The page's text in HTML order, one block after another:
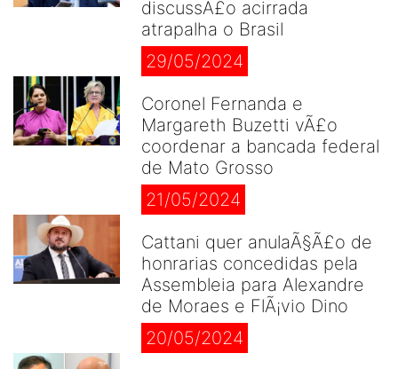
discussÃ£o acirrada
atrapalha o Brasil
29/05/2024
Coronel Fernanda e
Margareth Buzetti vÃ£o
coordenar a bancada federal
de Mato Grosso
21/05/2024
Cattani quer anulaÃ§Ã£o de
honrarias concedidas pela
Assembleia para Alexandre
de Moraes e FlÃ¡vio Dino
20/05/2024